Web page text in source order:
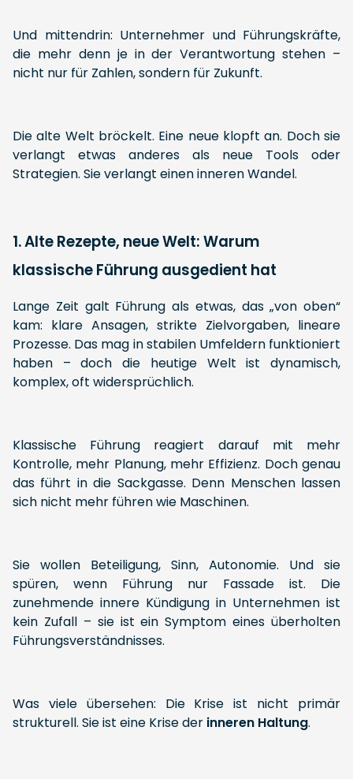
Und mittendrin: Unternehmer und Führungskräfte,
die mehr denn je in der Verantwortung stehen –
nicht nur für Zahlen, sondern für Zukunft.
Die alte Welt bröckelt. Eine neue klopft an. Doch sie
verlangt etwas anderes als neue Tools oder
Strategien. Sie verlangt einen inneren Wandel.
1. Alte Rezepte, neue Welt: Warum
klassische Führung ausgedient hat
Lange Zeit galt Führung als etwas, das „von oben“
kam: klare Ansagen, strikte Zielvorgaben, lineare
Prozesse. Das mag in stabilen Umfeldern funktioniert
haben – doch die heutige Welt ist dynamisch,
komplex, oft widersprüchlich.
Klassische Führung reagiert darauf mit mehr
Kontrolle, mehr Planung, mehr Effizienz. Doch genau
das führt in die Sackgasse. Denn Menschen lassen
sich nicht mehr führen wie Maschinen.
Sie wollen Beteiligung, Sinn, Autonomie. Und sie
spüren, wenn Führung nur Fassade ist. Die
zunehmende innere Kündigung in Unternehmen ist
kein Zufall – sie ist ein Symptom eines überholten
Führungsverständnisses.
Was viele übersehen: Die Krise ist nicht primär
strukturell. Sie ist eine Krise der inneren Haltung.